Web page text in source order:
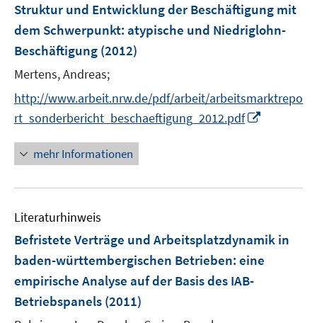
n
s
ö
f
n
Struktur und Entwicklung der Beschäftigung mit
dem Schwerpunkt: atypische und Niedriglohn-
Beschäftigung (2012)
Mertens, Andreas;
http://www.arbeit.nrw.de/pdf/arbeit/arbeitsmarktrepo
rt_sonderbericht_beschaeftigung_2012.pdf
u
F
n
mehr Informationen
Literaturhinweis
Befristete Verträge und Arbeitsplatzdynamik in
baden-württembergischen Betrieben: eine
empirische Analyse auf der Basis des IAB-
Betriebspanels (2011)